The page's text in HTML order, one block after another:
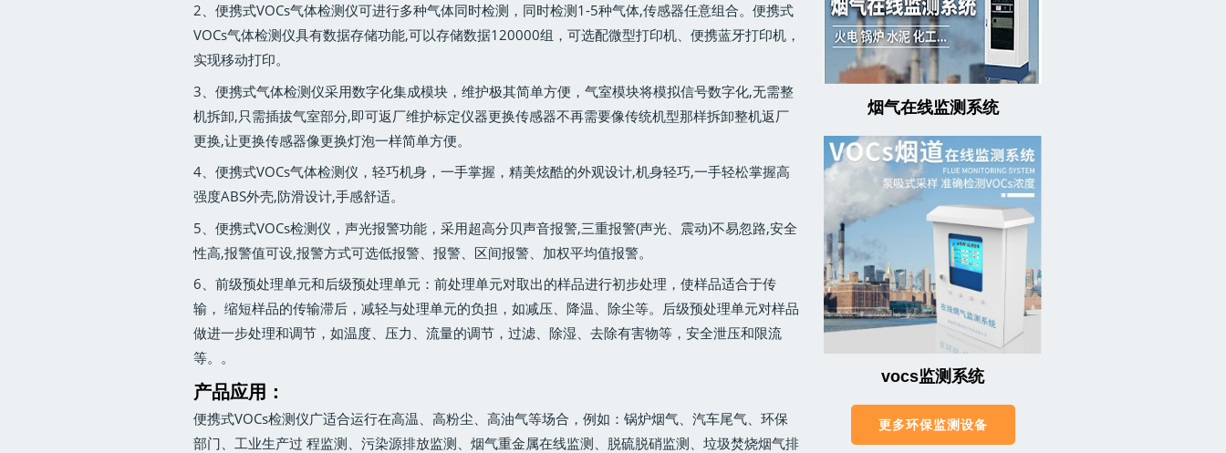
2、便携式VOCs气体检测仪可进行多种气体同时检测，同时检测1-5种气体,传感器任意组合。便携式
VOCs气体检测仪具有数据存储功能,可以存储数据120000组，可选配微型打印机、便携蓝牙打印机，
实现移动打印。
3、便携式气体检测仪采用数字化集成模块，维护极其简单方便，气室模块将模拟信号数字化,无需整
机拆卸,只需插拔气室部分,即可返厂维护标定仪器更换传感器不再需要像传统机型那样拆卸整机返厂
更换,让更换传感器像更换灯泡一样简单方便。
4、便携式VOCs气体检测仪，轻巧机身，一手掌握，精美炫酷的外观设计,机身轻巧,一手轻松掌握高
强度ABS外壳,防滑设计,手感舒适。
5、便携式VOCs检测仪，声光报警功能，采用超高分贝声音报警,三重报警(声光、震动)不易忽路,安全
性高,报警值可设,报警方式可选低报警、报警、区间报警、加权平均值报警。
6、前级预处理单元和后级预处理单元：前处理单元对取出的样品进行初步处理，使样品适合于传
输， 缩短样品的传输滞后，减轻与处理单元的负担，如减压、降温、除尘等。后级预处理单元对样品
做进一步处理和调节，如温度、压力、流量的调节，过滤、除湿、去除有害物等，安全泄压和限流
等。。
产品应用：
便携式VOCs检测仪广适合运行在高温、高粉尘、高油气等场合，例如：锅炉烟气、汽车尾气、环保
部门、工业生产过 程监测、污染源排放监测、烟气重金属在线监测、脱硫脱硝监测、垃圾焚烧烟气排
烟气在线监测系统
vocs监测系统
更多环保监测设备